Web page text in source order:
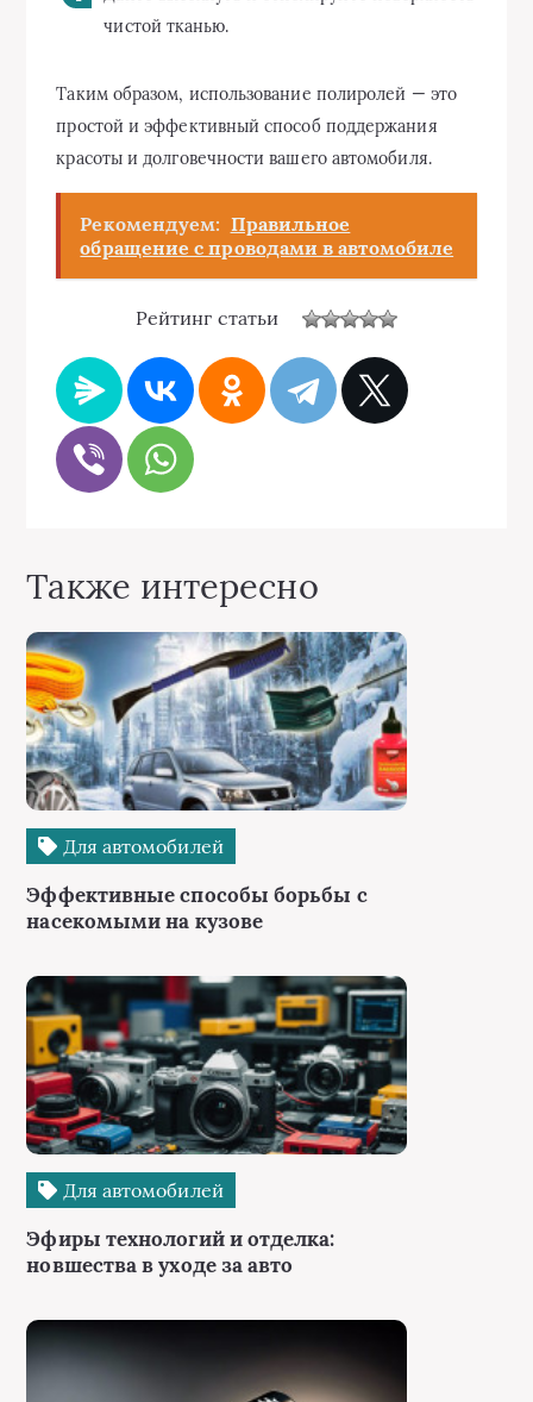
чистой тканью.
Таким образом, использование полиролей — это
простой и эффективный способ поддержания
красоты и долговечности вашего автомобиля.
Рекомендуем: Правильное
обращение с проводами в автомобиле
Рейтинг статьи
Также интересно
Для автомобилей
Эффективные способы борьбы с
насекомыми на кузове
Для автомобилей
Эфиры технологий и отделка:
новшества в уходе за авто